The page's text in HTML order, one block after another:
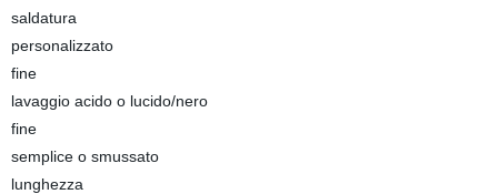
saldatura
personalizzato
fine
lavaggio acido o lucido/nero
fine
semplice o smussato
lunghezza